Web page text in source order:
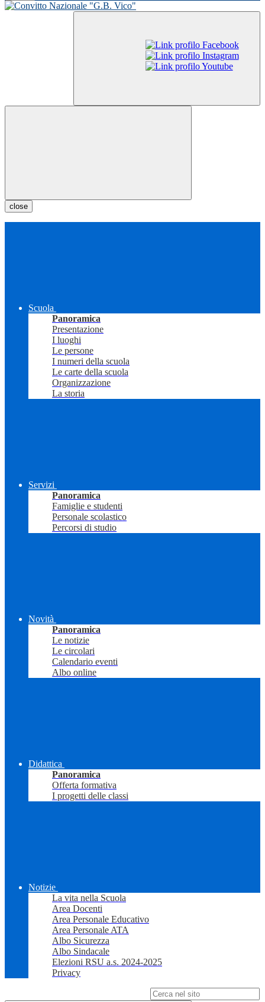
close
Scuola
Panoramica
Presentazione
I luoghi
Le persone
I numeri della scuola
Le carte della scuola
Organizzazione
La storia
Servizi
Panoramica
Famiglie e studenti
Personale scolastico
Percorsi di studio
Novità
Panoramica
Le notizie
Le circolari
Calendario eventi
Albo online
Didattica
Panoramica
Offerta formativa
I progetti delle classi
Notizie
La vita nella Scuola
Area Docenti
Area Personale Educativo
Area Personale ATA
Albo Sicurezza
Albo Sindacale
Elezioni RSU a.s. 2024-2025
Privacy